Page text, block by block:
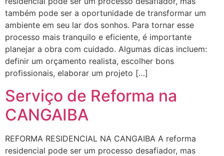
também pode ser a oportunidade de transformar um
ambiente em seu lar dos sonhos. Para tornar esse
processo mais tranquilo e eficiente, é importante
planejar a obra com cuidado. Algumas dicas incluem:
definir um orçamento realista, escolher bons
profissionais, elaborar um projeto […]
Serviço de Reforma na
CANGAIBA
REFORMA RESIDENCIAL NA CANGAIBA A reforma
residencial pode ser um processo desafiador, mas